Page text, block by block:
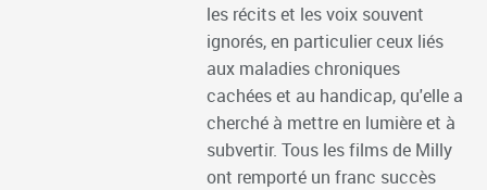
les récits et les voix souvent
ignorés, en particulier ceux liés
aux maladies chroniques
cachées et au handicap, qu'elle a
cherché à mettre en lumière et à
subvertir. Tous les films de Milly
ont remporté un franc succès